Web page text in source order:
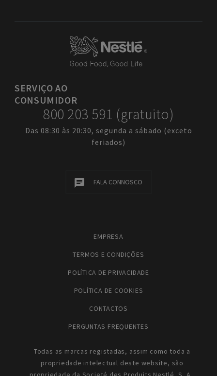
SERVIÇOAO
CONSUMIDOR
800 203 591 (gratuito)
Das 08:30 às 20:30, segunda a sábado (exceto
feriados)
FALA CONNOSCO
EMPRESA
TERMOS E CONDIÇÕES
POLÍTICA DE PRIVACIDADE
POLÍTICA DE COOKIES
CONTACTOS
PERGUNTAS FREQUENTES
Todas as marcas registadas, assim como toda a
propriedade intelectual deste website, são